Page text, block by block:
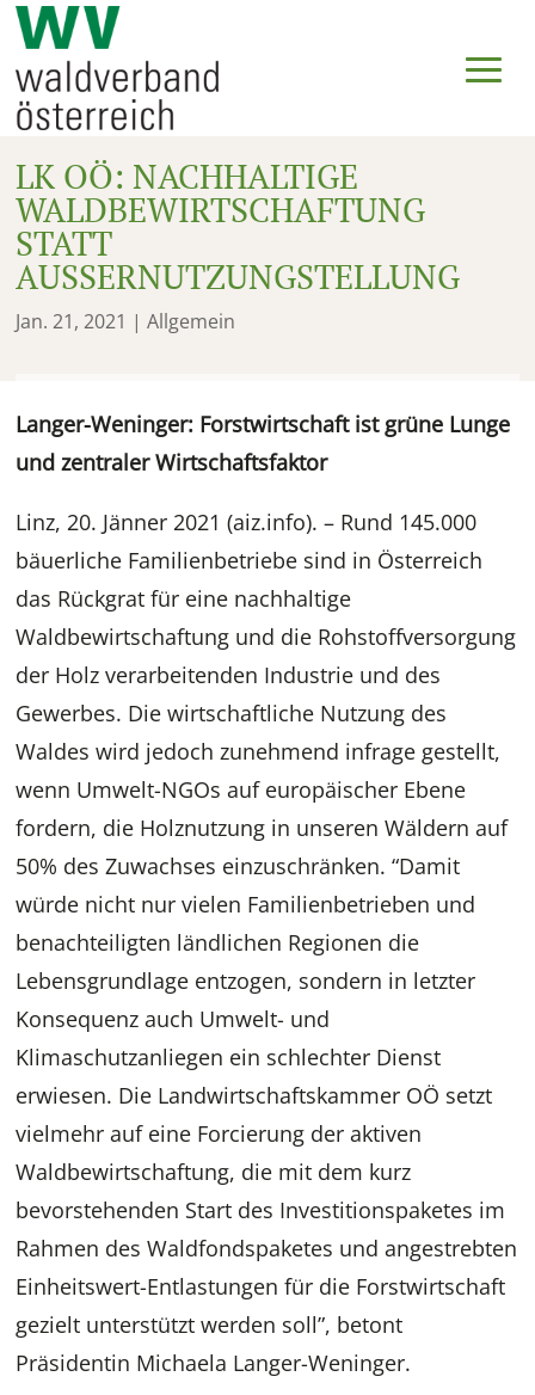
LK OÖ: NACHHALTIGE
WALDBEWIRTSCHAFTUNG
STATT
AUSSERNUTZUNGSTELLUNG
Jan. 21, 2021 | Allgemein
Langer-Weninger: Forstwirtschaft ist grüne Lunge
und zentraler Wirtschaftsfaktor
Linz, 20. Jänner 2021 (aiz.info). – Rund 145.000
bäuerliche Familienbetriebe sind in Österreich
das Rückgrat für eine nachhaltige
Waldbewirtschaftung und die Rohstoffversorgung
der Holz verarbeitenden Industrie und des
Gewerbes. Die wirtschaftliche Nutzung des
Waldes wird jedoch zunehmend infrage gestellt,
wenn Umwelt-NGOs auf europäischer Ebene
fordern, die Holznutzung in unseren Wäldern auf
50% des Zuwachses einzuschränken. “Damit
würde nicht nur vielen Familienbetrieben und
benachteiligten ländlichen Regionen die
Lebensgrundlage entzogen, sondern in letzter
Konsequenz auch Umwelt- und
Klimaschutzanliegen ein schlechter Dienst
erwiesen. Die Landwirtschaftskammer OÖ setzt
vielmehr auf eine Forcierung der aktiven
Waldbewirtschaftung, die mit dem kurz
bevorstehenden Start des Investitionspaketes im
Rahmen des Waldfondspaketes und angestrebten
Einheitswert-Entlastungen für die Forstwirtschaft
gezielt unterstützt werden soll”, betont
Präsidentin Michaela Langer-Weninger.